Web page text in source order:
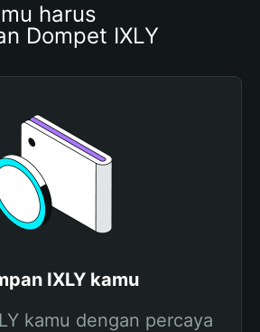
harus
Dompet IXLY
IXLY kamu
kamu dengan percaya